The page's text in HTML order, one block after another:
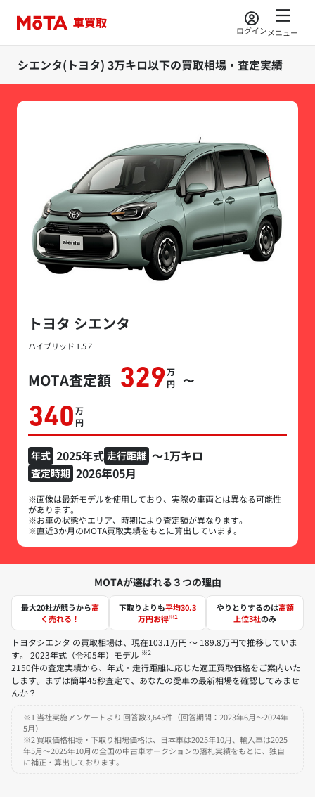
ログインメニュー
シエンタ(トヨタ) 3万キロ以下の買取相場・査定実績
トヨタ シエンタ
ハイブリッド 1.5 Z
MOTA査定額 329万円 〜
340万円
年式 2025年式 走行距離 ～1万キロ
査定時期 2026年05月
※画像は最新モデルを使用しており、実際の車両とは異なる可能性
があります。
※お車の状態やエリア、時期により査定額が異なります。
※直近3か月のMOTA買取実績をもとに算出しています。
MOTAが選ばれる３つの理由
最大20社が競うから高
く売れる！
下取りよりも平均30.3
万円お得※1
やりとりするのは高額
上位3社のみ
トヨタシエンタ の買取相場は、現在103.1万円 ～ 189.8万円で推移していま
す。 2023年式（令和5年）モデル ※2
2150件の査定実績から、年式・走行距離に応じた適正買取価格をご案内いた
します。まずは簡単45秒査定で、あなたの愛車の最新相場を確認してみませ
んか？
※1 当社実施アンケートより 回答数3,645件（回答期間：2023年6月～2024年
5月）
※2 買取価格相場・下取り相場価格は、日本車は2025年10月、輸入車は2025
年5月～2025年10月の全国の中古車オークションの落札実績をもとに、独自
に補正・算出しております。